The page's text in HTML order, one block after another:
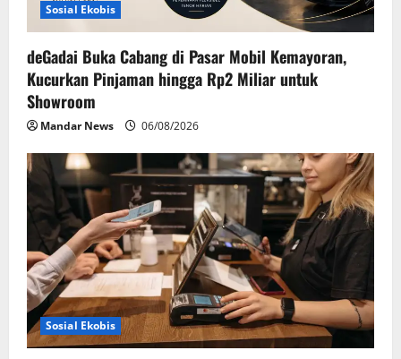
Sosial Ekobis
deGadai Buka Cabang di Pasar Mobil Kemayoran,
Kucurkan Pinjaman hingga Rp2 Miliar untuk
Showroom
Mandar News 06/08/2026
Sosial Ekobis